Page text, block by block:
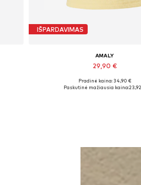
IŠPARDAVIMAS
AMALY
29,90 €
Galimi dydžiai: L
Pradinė kaina: 34,90 €
Paskutinė mažiausia kaina: